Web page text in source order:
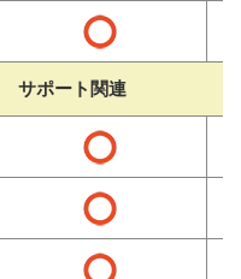
サポート関連